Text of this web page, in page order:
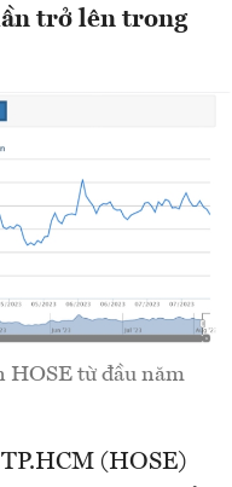
trở lên trong
HOSE từ đầu năm
(HOSE)